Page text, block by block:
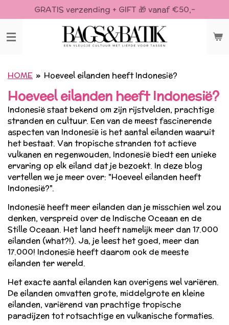
direct
naar
de
GRATIS verzending + GIFT 🎁 vanaf €50,-
HOME » Hoeveel eilanden heeft Indonesië?
Hoeveel eilanden heeft Indonesië?
Indonesië staat bekend om zijn rijstvelden, prachtige
stranden en cultuur. Een van de meest fascinerende
aspecten van Indonesië is het aantal eilanden waaruit
het bestaat. Van tropische stranden tot actieve
vulkanen en regenwouden, Indonesië biedt een unieke
ervaring op elk eiland dat je bezoekt. In deze blog
vertellen we je meer over: "Hoeveel eilanden heeft
Indonesië?".
Indonesië heeft meer eilanden dan je misschien wel zou
denken, verspreid over de Indische Oceaan en de
Stille Oceaan. Het land heeft namelijk meer dan 17.000
eilanden (what?!). Ja, je leest het goed, meer dan
17.000! Indonesië heeft daarom ook de meeste
eilanden ter wereld.
Het exacte aantal eilanden kan overigens wel variëren.
De eilanden omvatten grote, middelgrote en kleine
eilanden, variërend van prachtige tropische
paradijzen tot rotsachtige en vulkanische formaties.